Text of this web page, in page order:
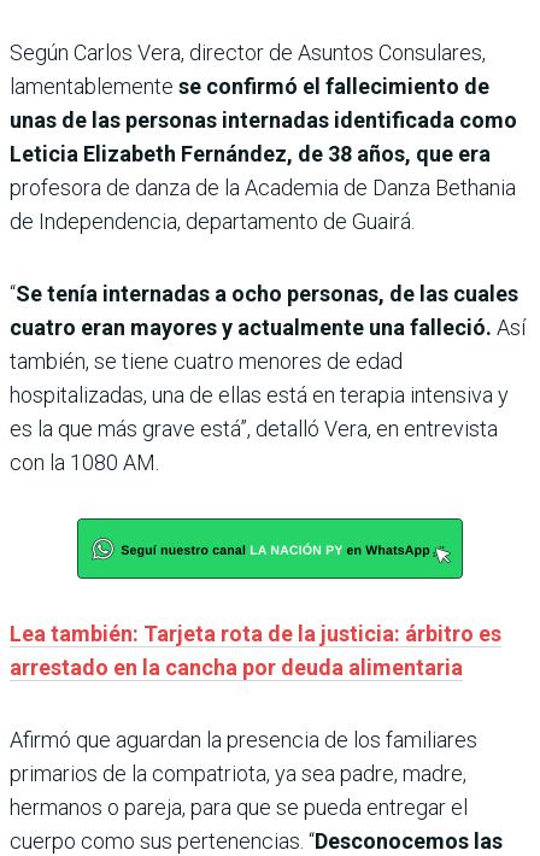
Según Carlos Vera, director de Asuntos Consulares,
lamentablemente se confirmó el fallecimiento de
unas de las personas internadas identificada como
Leticia Elizabeth Fernández, de 38 años, que era
profesora de danza de la Academia de Danza Bethania
de Independencia, departamento de Guairá.
“Se tenía internadas a ocho personas, de las cuales
cuatro eran mayores y actualmente una falleció. Así
también, se tiene cuatro menores de edad
hospitalizadas, una de ellas está en terapia intensiva y
es la que más grave está”, detalló Vera, en entrevista
con la 1080 AM.
Lea también: Tarjeta rota de la justicia: árbitro es
arrestado en la cancha por deuda alimentaria
Afirmó que aguardan la presencia de los familiares
primarios de la compatriota, ya sea padre, madre,
hermanos o pareja, para que se pueda entregar el
cuerpo como sus pertenencias. “Desconocemos las